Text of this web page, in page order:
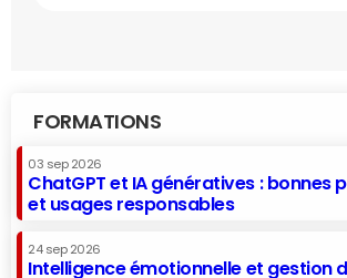
FORMATIONS
03 sep 2026
ChatGPT et IA génératives : bonnes
et usages responsables
24 sep 2026
Intelligence émotionnelle et gestion